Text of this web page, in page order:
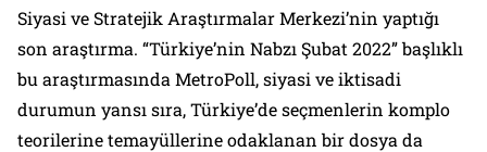
Siyasi ve Stratejik Araştırmalar Merkezi’nin yaptığı
son araştırma. “Türkiye’nin Nabzı Şubat 2022”başlıklı
bu araştırmasında MetroPoll, siyasi ve iktisadi
durumun yansı sıra, Türkiye’de seçmenlerin komplo
teorilerine temayüllerine odaklanan bir dosya da